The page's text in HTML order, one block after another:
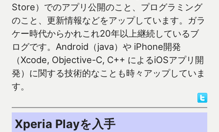
Store）でのアプリ公開のこと、プログラミング
のこと、更新情報などをアップしています。ガラ
ケー時代からかれこれ20年以上継続しているブ
ログです。Android（java）や iPhone開発
（Xcode, Objective-C, C++ によるiOSアプリ開
発）に関する技術的なことも時々アップしていま
す。
Xperia Playを入手